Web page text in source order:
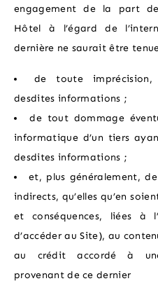
engagement de la part
Hôtel à l’égard de
dernière ne saurait être
de toute
desdites informations ;
de tout dommage
informatique d’un tiers
desdites informations ;
et, plus généralement,
indirects, qu’elles qu’en
et conséquences, liées à
d’accéder au Site), au
au crédit accordé à
provenant de ce dernier